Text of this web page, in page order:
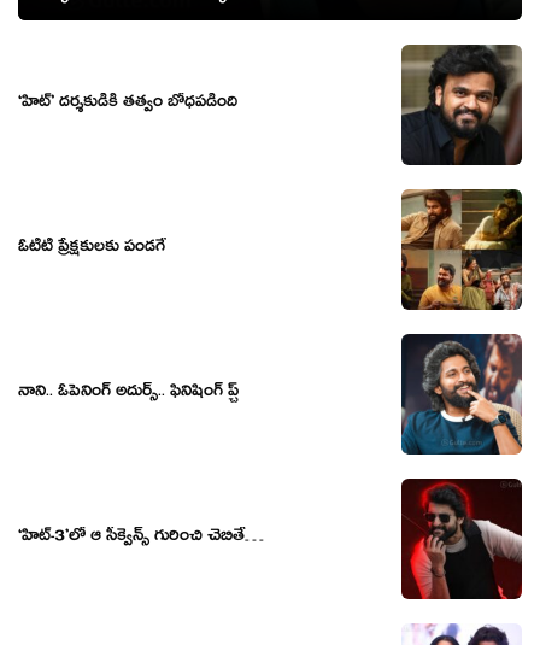
‘హిట్’ దర్శకుడికి తత్వం బోధపడింది
ఓటీటీ ప్రేక్షకులకు పండగే
నాని.. ఓపెనింగ్ అదుర్స్.. ఫినిషింగ్ ప్చ్
‘హిట్-3’లో ఆ సీక్వెన్స్ గురించి చెబితే…